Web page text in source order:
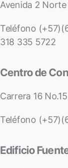
Avenida 2 Norte
Teléfono
318 335 5722
Centro de
Carrera 16
Teléfono
Edificio